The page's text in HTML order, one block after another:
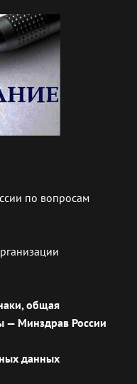
по вопросам
общая
— Минздрав России
данных